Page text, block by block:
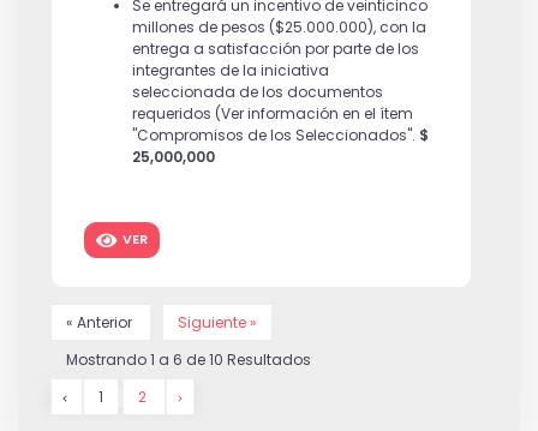
Se entregará un incentivo de veinticinco
millones de pesos ($25.000.000), con la
entrega a satisfacción por parte de los
integrantes de la iniciativa
seleccionada de los documentos
requeridos (Ver información en el ítem
"Compromisos de los Seleccionados". $
25,000,000
VER
« Anterior
Siguiente »
Mostrando1 a 6 de10 Resultados
1
2